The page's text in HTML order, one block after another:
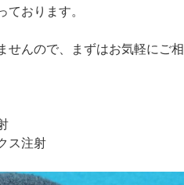
ております。
せんので、まずはお気軽にご相
ス注射